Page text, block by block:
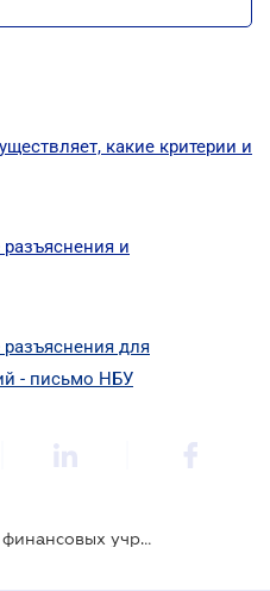
какие критерии и
и
для
- письмо НБУ
НБУ в июле оштрафовал ряд финансовых учреждений за нарушение финмониторинга